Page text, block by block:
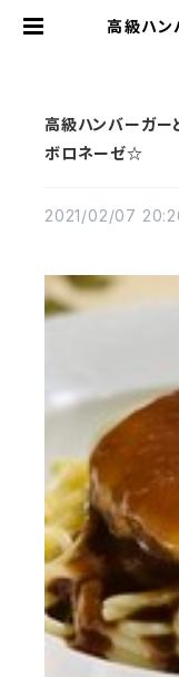
高級ハン
高級ハンバーガ
ボロネーゼ☆
2021/02/07